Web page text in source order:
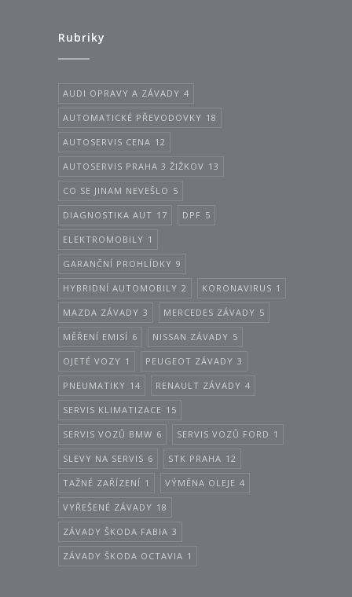
Rubriky
AUDI OPRAVY A ZÁVADY 4
AUTOMATICKÉ PŘEVODOVKY 18
AUTOSERVIS CENA 12
AUTOSERVIS PRAHA 3 ŽIŽKOV 13
CO SE JINAM NEVEŠLO 5
DIAGNOSTIKA AUT 17 DPF 5
ELEKTROMOBILY 1
GARANČNÍ PROHLÍDKY 9
HYBRIDNÍ AUTOMOBILY 2 KORONAVIRUS 1
MAZDA ZÁVADY 3 MERCEDES ZÁVADY 5
MĚŘENÍ EMISÍ 6 NISSAN ZÁVADY 5
OJETÉ VOZY 1 PEUGEOT ZÁVADY 3
PNEUMATIKY 14 RENAULT ZÁVADY 4
SERVIS KLIMATIZACE 15
SERVIS VOZŮ BMW 6 SERVIS VOZŮ FORD 1
SLEVY NA SERVIS 6 STK PRAHA 12
TAŽNÉ ZAŘÍZENÍ 1 VÝMĚNA OLEJE 4
VYŘEŠENÉ ZÁVADY 18
ZÁVADY ŠKODA FABIA 3
ZÁVADY ŠKODA OCTAVIA 1